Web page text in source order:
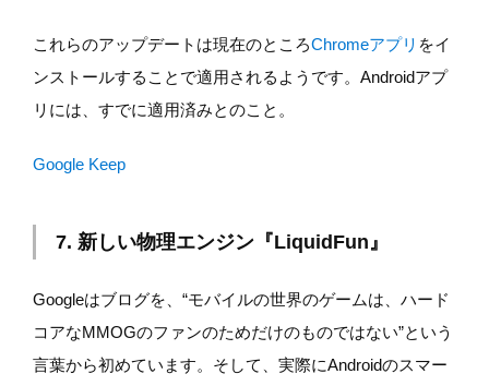
これらのアップデートは現在のところChromeアプリ をイ
ンストールすることで適用されるようです。Androidアプ
リには、すでに適用済みとのこと。
Google Keep
7. 新しい物理エンジン『LiquidFun』
Googleはブログを、“モバイルの世界のゲームは、ハード
コアなMMOGのファンのためだけのものではない”という
言葉から初めています。そして、実際にAndroidのスマー